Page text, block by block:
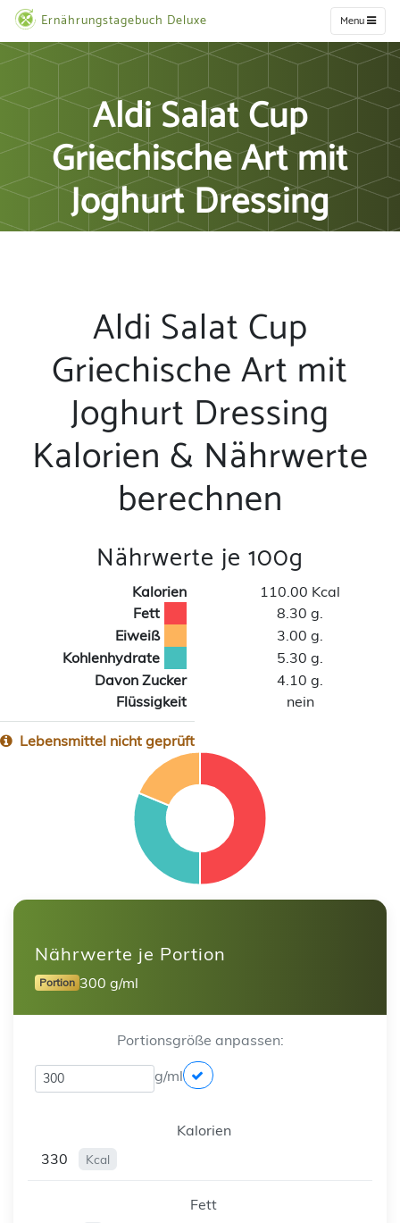
Ernährungstagebuch Deluxe Menu
Aldi Salat Cup
Griechische Art mit
Joghurt Dressing
Aldi Salat Cup
Griechische Art mit
Joghurt Dressing
Kalorien & Nährwerte
berechnen
Nährwerte je 100g
Kalorien
110.00 Kcal
Fett
8.30 g.
Eiweiß
3.00 g.
Kohlenhydrate
5.30 g.
Davon Zucker
4.10 g.
Flüssigkeit
nein
Lebensmittel nicht geprüft
Nährwerte je Portion
Portion 300 g/ml
Portionsgröße anpassen:
g/ml
Kalorien
330
Kcal
Fett